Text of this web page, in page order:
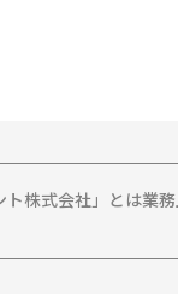
株式会社」とは業